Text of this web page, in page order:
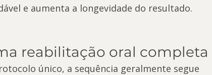
e aumenta a longevidade do resultado.
reabilitação oral completa
único, a sequência geralmente segue